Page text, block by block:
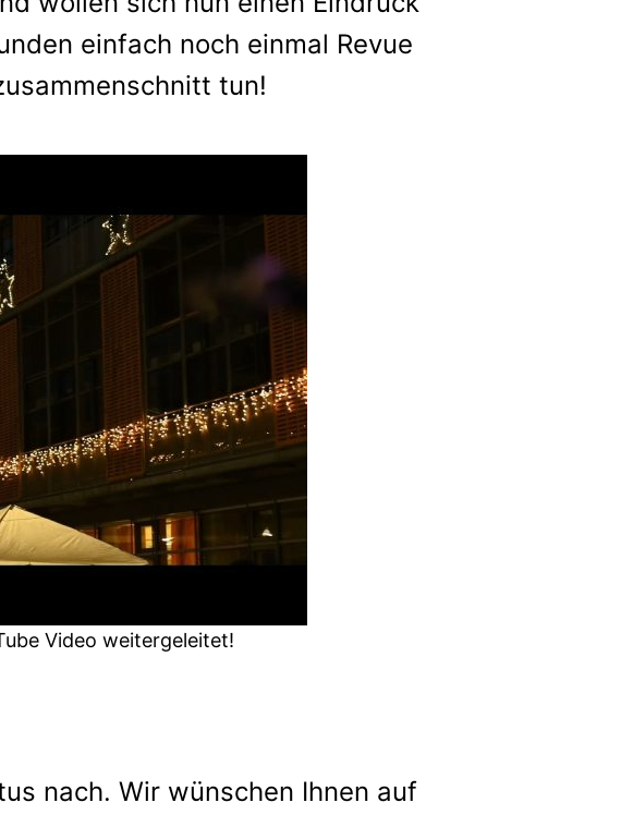
einfach noch einmal Revue
tun!
Video weitergeleitet!
nach. Wir wünschen Ihnen auf